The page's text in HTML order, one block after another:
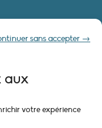
aux
votre expérience
sans accepter →